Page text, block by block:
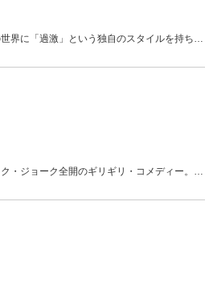
界に「過激」という独自のスタイルを持ち…
・ジョーク全開のギリギリ・コメディー。 …